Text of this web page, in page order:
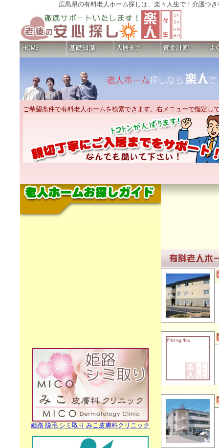
広島県の有料老人ホーム探しは、楽々人生で！介護つ
ご希望条件で有料老人ホームを検索できます。右メニューで指定し
姫路 脱毛 シミ取り みこ皮膚科クリニック